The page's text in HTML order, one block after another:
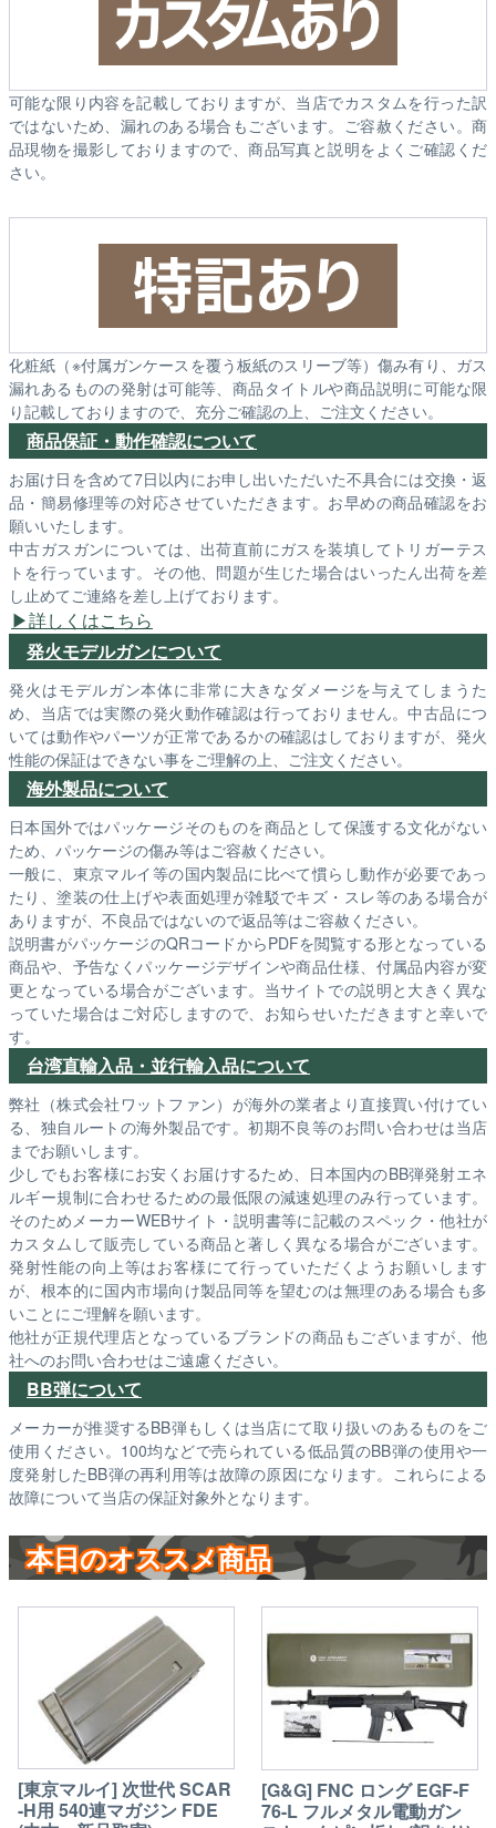
可能な限り内容を記載しておりますが、当店でカスタムを行った訳
ではないため、漏れのある場合もございます。ご容赦ください。商
品現物を撮影しておりますので、商品写真と説明をよくご確認くだ
さい。
化粧紙（※付属ガンケースを覆う板紙のスリーブ等）傷み有り、ガス
漏れあるものの発射は可能等、商品タイトルや商品説明に可能な限
り記載しておりますので、充分ご確認の上、ご注文ください。
商品保証・動作確認について
お届け日を含めて7日以内にお申し出いただいた不具合には交換・返
品・簡易修理等の対応させていただきます。お早めの商品確認をお
願いいたします。
中古ガスガンについては、出荷直前にガスを装填してトリガーテス
トを行っています。その他、問題が生じた場合はいったん出荷を差
し止めてご連絡を差し上げております。
詳しくはこちら
発火モデルガンについて
発火はモデルガン本体に非常に大きなダメージを与えてしまうた
め、当店では実際の発火動作確認は行っておりません。中古品につ
いては動作やパーツが正常であるかの確認はしておりますが、発火
性能の保証はできない事をご理解の上、ご注文ください。
海外製品について
日本国外ではパッケージそのものを商品として保護する文化がない
ため、パッケージの傷み等はご容赦ください。
一般に、東京マルイ等の国内製品に比べて慣らし動作が必要であっ
たり、塗装の仕上げや表面処理が雑駁でキズ・スレ等のある場合が
ありますが、不良品ではないので返品等はご容赦ください。
説明書がパッケージのQRコードからPDFを閲覧する形となっている
商品や、予告なくパッケージデザインや商品仕様、付属品内容が変
更となっている場合がございます。当サイトでの説明と大きく異な
っていた場合はご対応しますので、お知らせいただきますと幸いで
す。
台湾直輸入品・並行輸入品について
弊社（株式会社ワットファン）が海外の業者より直接買い付けてい
る、独自ルートの海外製品です。初期不良等のお問い合わせは当店
までお願いします。
少しでもお客様にお安くお届けするため、日本国内のBB弾発射エネ
ルギー規制に合わせるための最低限の減速処理のみ行っています。
そのためメーカーWEBサイト・説明書等に記載のスペック・他社が
カスタムして販売している商品と著しく異なる場合がございます。
発射性能の向上等はお客様にて行っていただくようお願いします
が、根本的に国内市場向け製品同等を望むのは無理のある場合も多
いことにご理解を願います。
他社が正規代理店となっているブランドの商品もございますが、他
社へのお問い合わせはご遠慮ください。
BB弾について
メーカーが推奨するBB弾もしくは当店にて取り扱いのあるものをご
使用ください。100均などで売られている低品質のBB弾の使用や一
度発射したBB弾の再利用等は故障の原因になります。これらによる
故障について当店の保証対象外となります。
本日のオススメ商品
[東京マルイ] 次世代 SCAR
-H用 540連マガジン FDE
[G&G] FNC ロング EGF-F
76-L フルメタル電動ガン